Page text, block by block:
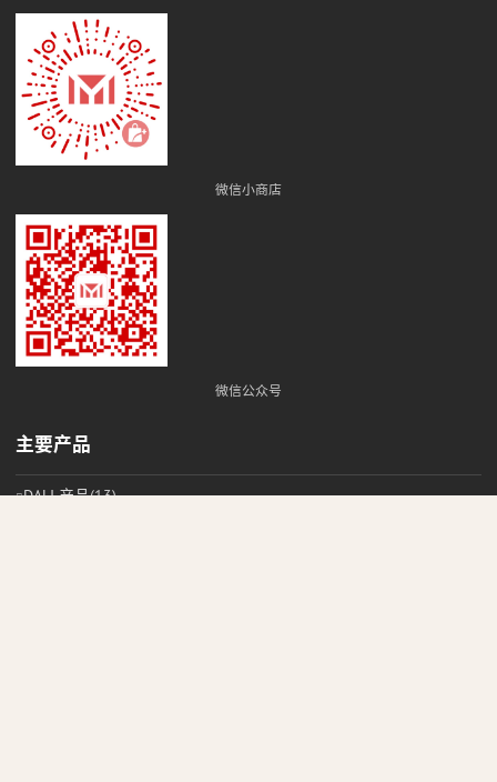
微信小商店
微信公众号
主要产品
DALI 产品(13)